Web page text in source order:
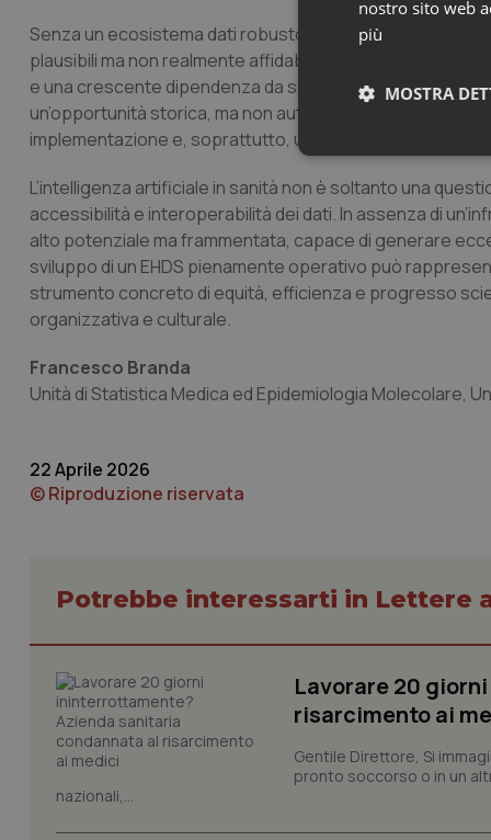
Senza un ecosistema dati robusto, l’intelligenza
plausibili ma non realmente affidabili; un’amplificazione
e una crescente dipendenza da sistemi proprietari poco
un’opportunità storica, ma non automatica. Per
implementazione e, soprattutto, un patto di fiducia con i
L’intelligenza artificiale in sanità non è soltanto una
accessibilità e interoperabilità dei dati. In assenza di
alto potenziale ma frammentata, capace di generare
sviluppo di un EHDS pienamente operativo può
strumento concreto di equità, efficienza e progresso
organizzativa e culturale.
Francesco Branda
Unità di Statistica Medica ed Epidemiologia Molecolare,
22 Aprile 2026
© Riproduzione riservata
Potrebbe interessarti in Lettere
Lavorare 20
risarcimento ai
Gentile Direttore, Si
pronto soccorso o in un
nazionali,...
nostro sito web
più
MOSTRA
Nome
tracking-sites-
session-id
_ga